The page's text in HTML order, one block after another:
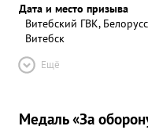
Дата и место призыва
Витебский ГВК,
Витебск
Ещё
Медаль «За